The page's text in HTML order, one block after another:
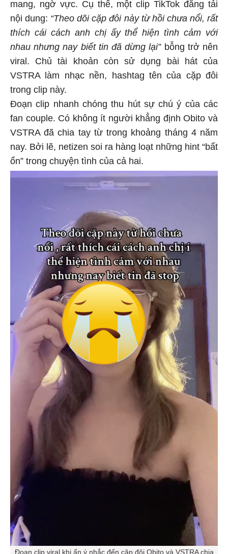
mang, ngờ vực. Cụ thể, một clip TikTok đăng tải
nội dung: “Theo dõi cặp đôi này từ hồi chưa nổi, rất
thích cái cách anh chị ấy thể hiện tình cảm với
nhau nhưng nay biết tin đã dừng lại” bỗng trở nên
viral. Chủ tài khoản còn sử dụng bài hát của
VSTRA làm nhạc nền, hashtag tên của cặp đôi
trong clip này.
Đoạn clip nhanh chóng thu hút sự chú ý của các
fan couple. Có không ít người khẳng định Obito và
VSTRA đã chia tay từ trong khoảng tháng 4 năm
nay. Bởi lẽ, netizen soi ra hàng loạt những hint “bất
ổn” trong chuyện tình của cả hai.